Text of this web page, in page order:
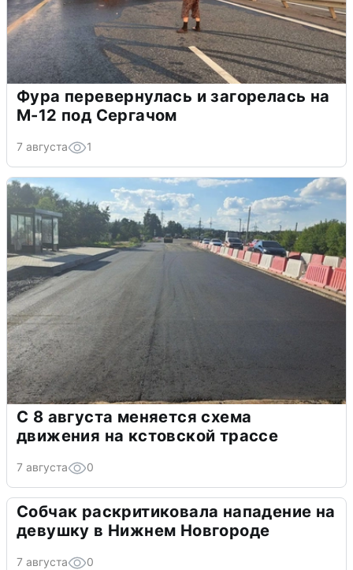
Фура перевернулась и загорелась на
М-12 под Сергачом
7 августа 1
С 8 августа меняется схема
движения на кстовской трассе
7 августа 0
Собчак раскритиковала нападение на
девушку в Нижнем Новгороде
7 августа 0